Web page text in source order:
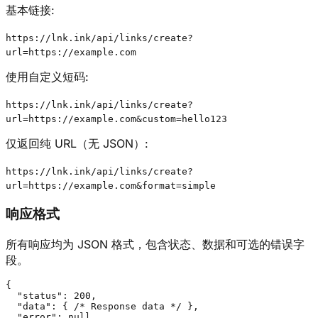
基本链接:
https://lnk.ink/api/links/create?
url=https://example.com
使用自定义短码:
https://lnk.ink/api/links/create?
url=https://example.com&custom=hello123
仅返回纯 URL（无 JSON） :
https://lnk.ink/api/links/create?
url=https://example.com&format=simple
响应格式
所有响应均为 JSON 格式，包含状态、数据和可选的错误字
段。
{
  "status": 200,
  "data": { /* Response data */ },